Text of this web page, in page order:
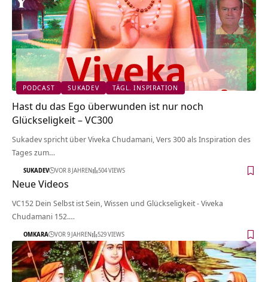
PODCAST SUKADEV TÄGL. INSPIRATION
Hast du das Ego überwunden ist nur noch
Glückseligkeit – VC300
Sukadev spricht über Viveka Chudamani, Vers 300 als Inspiration des
Tages zum…
SUKADEV VOR 8 JAHREN 504 VIEWS
Neue Videos
VC152 Dein Selbst ist Sein, Wissen und Glückseligkeit - Viveka
Chudamani 152.…
OMKARA VOR 9 JAHREN 529 VIEWS